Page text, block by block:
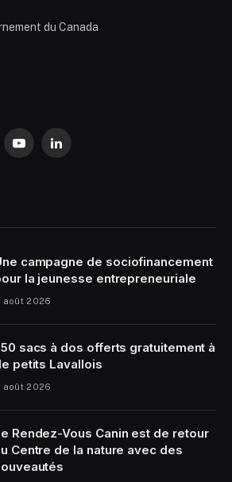
du Canada
YouTubeLinkedIn
campagne de sociofinancement
la jeunesse entrepreneuriale
août 2026
sacs à dos offerts gratuitement à
petits Lavallois
août 2026
Rendez-Vous Canin est de retour
Centre de la nature avec des